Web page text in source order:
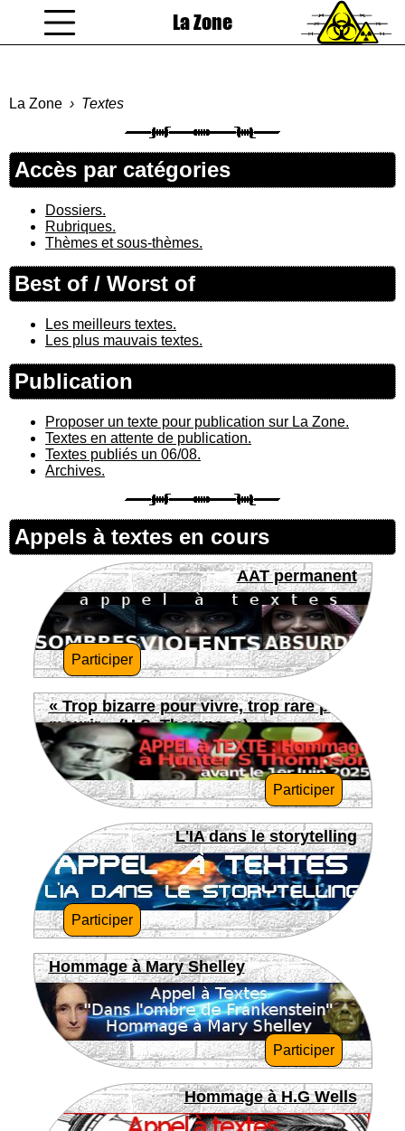
La Zone
La Zone Textes
Accès par catégories
Dossiers.
Rubriques.
Thèmes et sous-thèmes.
Best of / Worst of
Les meilleurs textes.
Les plus mauvais textes.
Publication
Proposer un texte pour publication sur La Zone.
Textes en attente de publication.
Textes publiés un 06/08.
Archives.
Appels à textes en cours
AAT permanent
Participer
« Trop bizarre pour vivre, trop rare pour
mourir » (H.S. Thompson)
Participer
L'IA dans le storytelling
Participer
Hommage à Mary Shelley
Participer
Hommage à H.G Wells